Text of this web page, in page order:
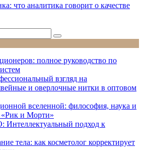
что аналитика говорит о качестве
полное руководство по
взгляд на
и оверлочные нитки в оптовом
вселенной: философия, наука и
«Рик и Морти»
Интеллектуальный подход к
тела: как косметолог корректирует